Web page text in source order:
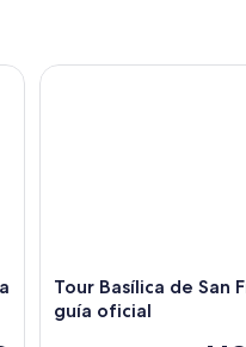
de Carceri
Tour Basílica de San
guía oficial
Tour Basílica de San